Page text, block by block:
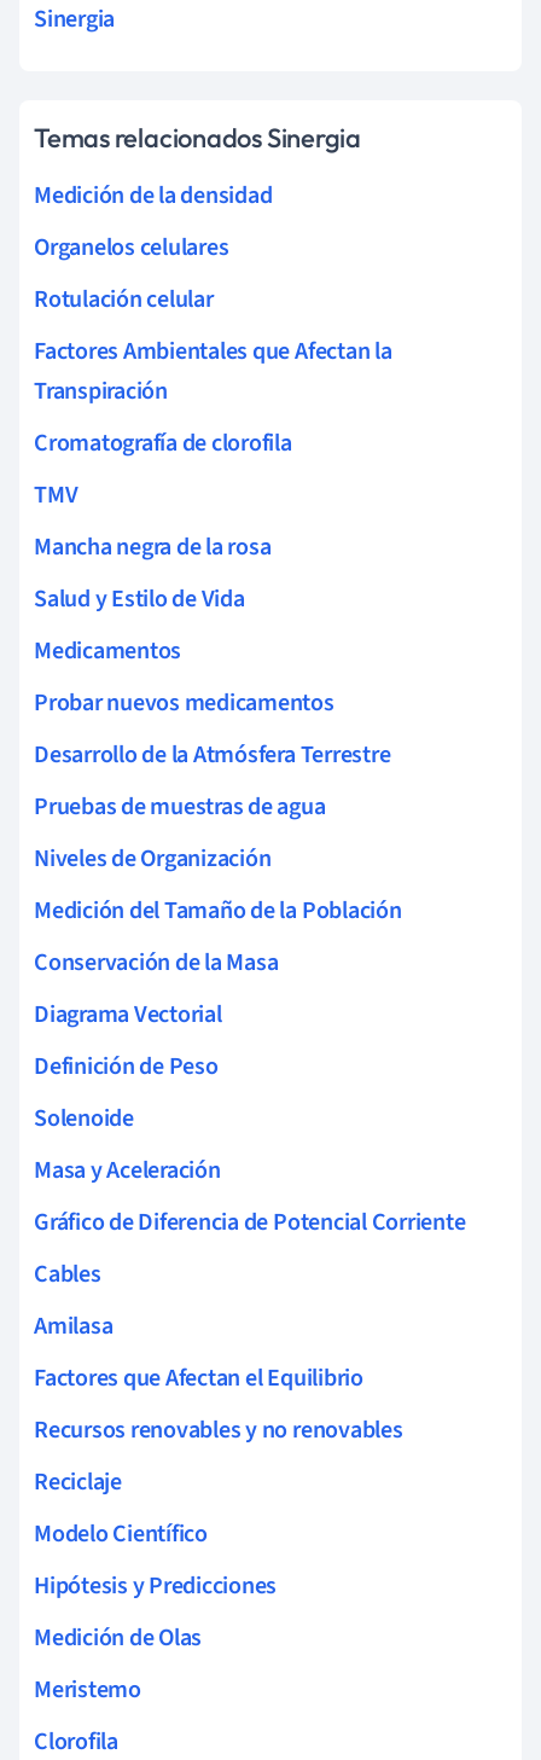
Sinergia
Temas relacionados Sinergia
Medición de la densidad
Organelos celulares
Rotulación celular
Factores Ambientales que Afectan la
Transpiración
Cromatografía de clorofila
TMV
Mancha negra de la rosa
Salud y Estilo de Vida
Medicamentos
Probar nuevos medicamentos
Desarrollo de la Atmósfera Terrestre
Pruebas de muestras de agua
Niveles de Organización
Medición del Tamaño de la Población
Conservación de la Masa
Diagrama Vectorial
Definición de Peso
Solenoide
Masa y Aceleración
Gráfico de Diferencia de Potencial Corriente
Cables
Amilasa
Factores que Afectan el Equilibrio
Recursos renovables y no renovables
Reciclaje
Modelo Científico
Hipótesis y Predicciones
Medición de Olas
Meristemo
Clorofila